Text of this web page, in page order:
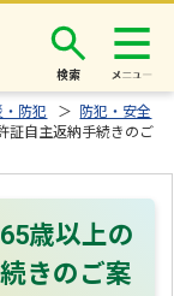
検索
・防犯 ＞
防犯・安全
証自主返納手続きのご
歳以上の
きのご案